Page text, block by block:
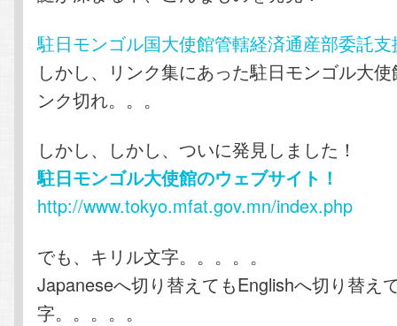
駐日モンゴル国大使館管轄経済通産部委託支
しかし、リンク集にあった駐日モンゴル大
ンク切れ。。。
しかし、しかし、ついに発見しました！
駐日モンゴル大使館のウェブサイト！
http://www.tokyo.mfat.gov.mn/index.php
でも、キリル文字。。。。。
Japaneseへ切り替えてもEnglishへ切り替え
字。。。。。